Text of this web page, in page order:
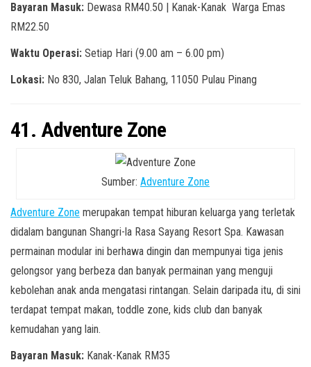
Bayaran Masuk: Dewasa RM40.50 | Kanak-Kanak Warga Emas
RM22.50
Waktu Operasi: Setiap Hari (9.00 am – 6.00 pm)
Lokasi: No 830, Jalan Teluk Bahang, 11050 Pulau Pinang
41. Adventure Zone
Sumber: Adventure Zone
Adventure Zone merupakan tempat hiburan keluarga yang terletak
didalam bangunan Shangri-la Rasa Sayang Resort Spa. Kawasan
permainan modular ini berhawa dingin dan mempunyai tiga jenis
gelongsor yang berbeza dan banyak permainan yang menguji
kebolehan anak anda mengatasi rintangan. Selain daripada itu, di sini
terdapat tempat makan, toddle zone, kids club dan banyak
kemudahan yang lain.
Bayaran Masuk: Kanak-Kanak RM35